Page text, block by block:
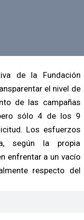
de la Fundación
el nivel de
de las campañas
sólo 4 de los 9
Los esfuerzos
según la propia
enfrentar a un vacío
respecto del